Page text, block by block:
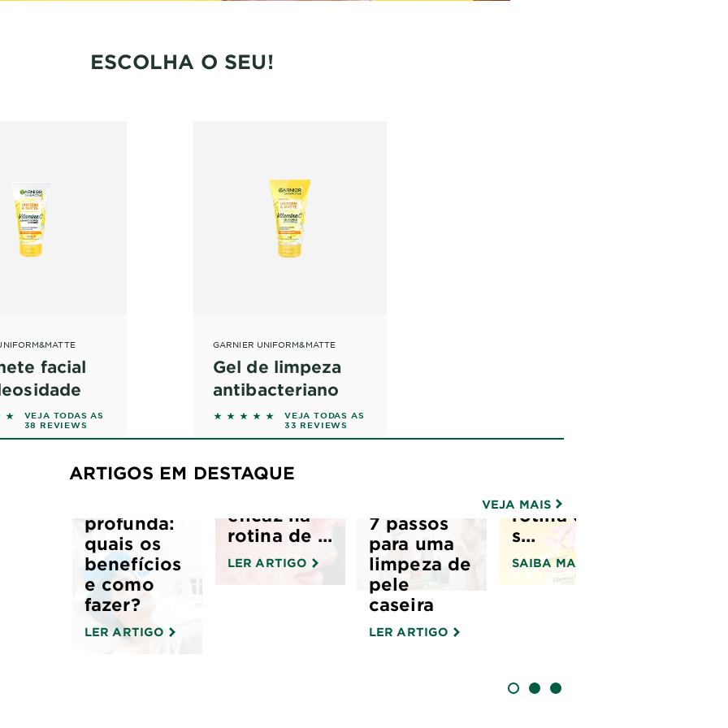
ESCOLHA O SEU!
facial
5 stars based on reviews
VEJA TODAS AS
38 REVIEWS
GARNIER UNIFORM&MATTE
Gel de limpeza
antibacteriano
5 out of 5 stars based on reviews
VEJA TODAS AS
33 REVIEWS
ARTIGOS EM DESTAQUE
VEJA MAIS
Limpeza
profunda:
quais os
benefícios
e como
fazer?
LER ARTIGO
Prevenção
limpeza
eficaz na
rotina de ...
LER ARTIGO
7 passos
para uma
limpeza de
pele
caseira
LER ARTIGO
como usar
facial na
rotina de
s...
SAIBA MAIS
SLIDE 1
SLIDE 2SLIDE 3